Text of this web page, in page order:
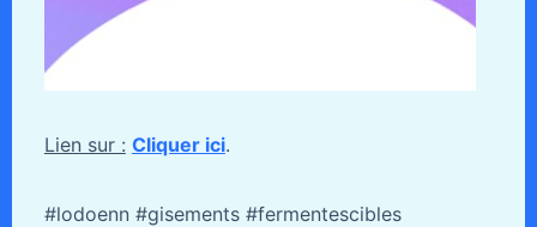
Lien sur : Cliquer ici.
#lodoenn #gisements #fermentescibles